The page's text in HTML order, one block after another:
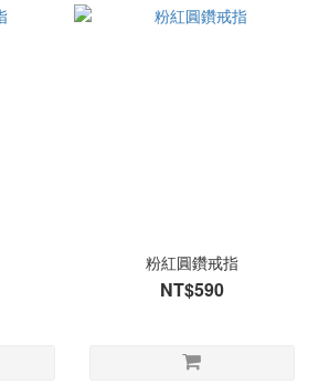
粉紅圓鑽戒指
NT$590